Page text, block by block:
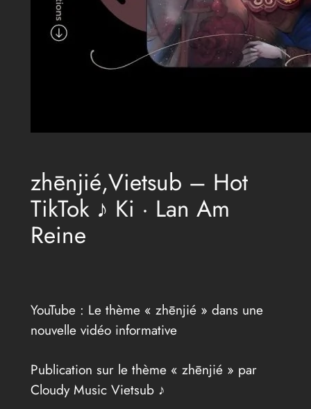
zhēnjié,Vietsub – Hot
TikTok ♪ Ki · Lan Am
Reine
YouTube : Le thème « zhēnjié » dans une
nouvelle vidéo informative
Publication sur le thème « zhēnjié » par
Cloudy Music Vietsub ♪